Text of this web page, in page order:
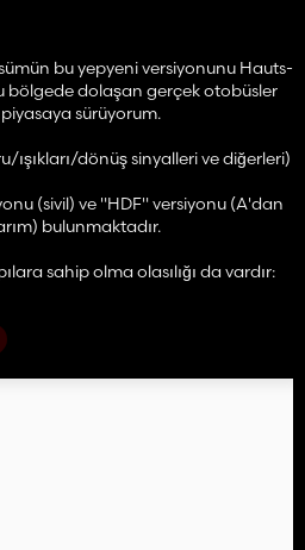
bu yepyeni versiyonunu Hauts-
bölgede dolaşan gerçek otobüsler
sürüyorum.
ışıkları/dönüş sinyalleri ve diğerleri)
(sivil) ve "HDF" versiyonu (A'dan
bulunmaktadır.
sahip olma olasılığı da vardır:
VEYA MAN MARKASI